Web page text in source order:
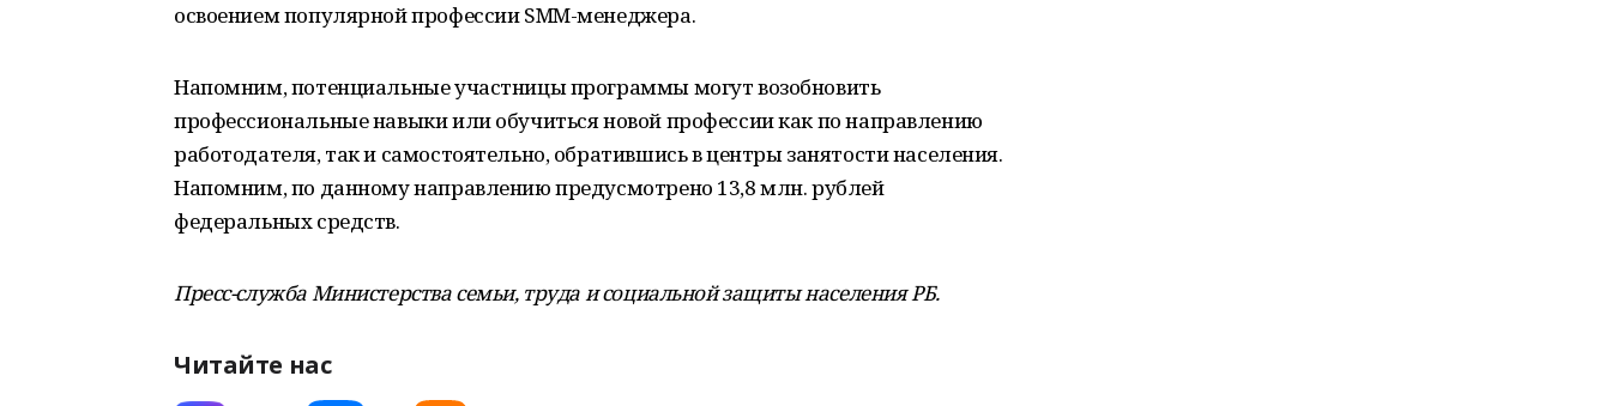
освоением популярной профессии SMM-менеджера.
Напомним, потенциальные участницы программы могут возобновить
профессиональные навыки или обучиться новой профессии как по направлению
работодателя, так и самостоятельно, обратившись в центры занятости населения.
Напомним, по данному направлению предусмотрено 13,8 млн. рублей
федеральных средств.
Пресс-служба Министерства семьи, труда и социальной защиты населения РБ.
Читайте нас